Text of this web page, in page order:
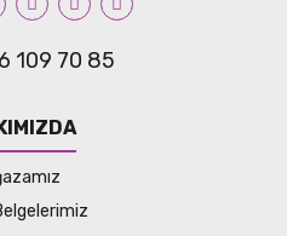
109 70 85